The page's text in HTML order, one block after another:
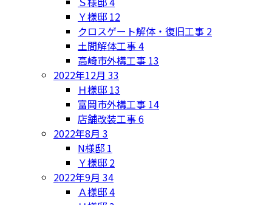
Ｙ様邸 12
クロスゲート解体・復旧工事 2
土間解体工事4
高崎市外構工事 13
2022年12月 33
Ｈ様邸 13
富岡市外構工事 14
店舗改装工事6
2022年8月 3
N様邸 1
Ｙ様邸 2
2022年9月 34
Ａ様邸4